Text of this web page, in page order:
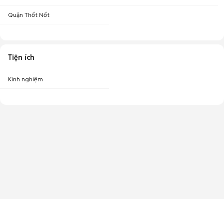
Quận Thốt Nốt
Tiện ích
Kinh nghiệm